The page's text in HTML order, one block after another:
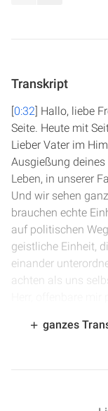
Transkript
[0:32] Hallo, liebe
Seite. Heute mit
Lieber Vater im
Ausgießung
Leben, in unserer
Und wir sehen
brauchen echte
auf politischen
geistliche Einheit,
einander
achten als uns
dass wir von uns
ganzes